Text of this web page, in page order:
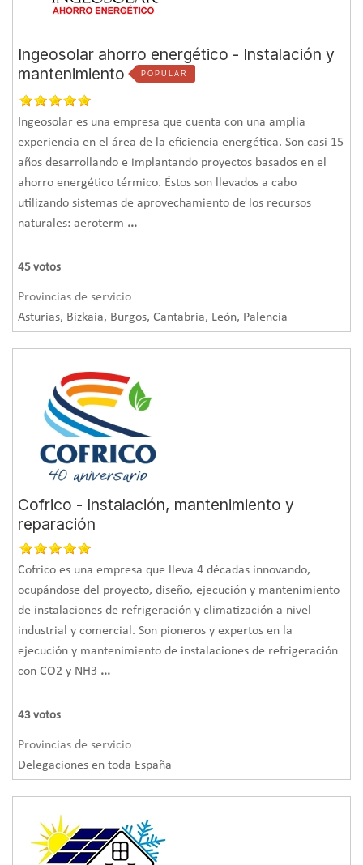
Ingeosolar ahorro energético - Instalación y
mantenimiento
POPULAR
Ingeosolar es una empresa que cuenta con una amplia
experiencia en el área de la eficiencia energética. Son casi 15
años desarrollando e implantando proyectos basados en el
ahorro energético térmico. Éstos son llevados a cabo
utilizando sistemas de aprovechamiento de los recursos
naturales: aeroterm ...
45 votos
Provincias de servicio
Asturias, Bizkaia, Burgos, Cantabria, León, Palencia
Cofrico - Instalación, mantenimiento y
reparación
Cofrico es una empresa que lleva 4 décadas innovando,
ocupándose del proyecto, diseño, ejecución y mantenimiento
de instalaciones de refrigeración y climatización a nivel
industrial y comercial. Son pioneros y expertos en la
ejecución y mantenimiento de instalaciones de refrigeración
con CO2 y NH3 ...
43 votos
Provincias de servicio
Delegaciones en toda España